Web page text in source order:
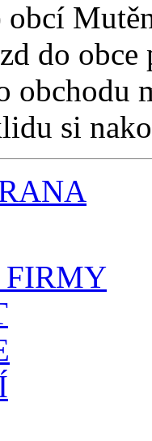
do obce
obchodu
si